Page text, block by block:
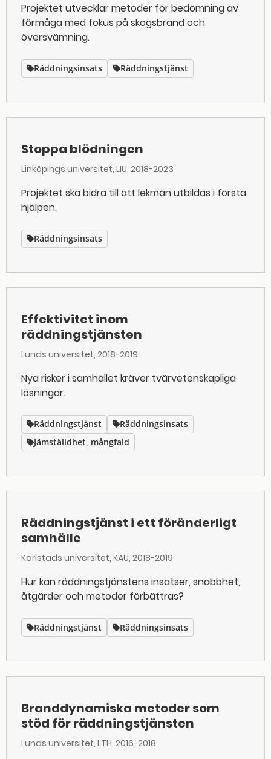
Projektet utvecklar metoder för bedömning av
förmåga med fokus på skogsbrand och
översvämning.
Räddningsinsats Räddningstjänst
Stoppa blödningen
Linköpings universitet, LIU 2018-2023
Projektet ska bidra till att lekmän utbildas i första
hjälpen.
Räddningsinsats
Effektivitet inom
räddningstjänsten
Lunds universitet 2018-2019
Nya risker i samhället kräver tvärvetenskapliga
lösningar.
Räddningstjänst
Räddningsinsats
Jämställdhet, mångfald
Räddningstjänst i ett föränderligt
samhälle
Karlstads universitet, KAU 2018-2019
Hur kan räddningstjänstens insatser, snabbhet,
åtgärder och metoder förbättras?
Räddningstjänst Räddningsinsats
Branddynamiska metoder som
stöd för räddningstjänsten
Lunds universitet, LTH 2016-2018